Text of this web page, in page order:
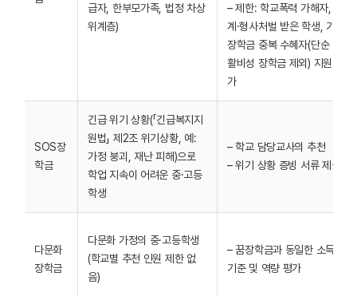
급자, 한부모가족, 법정 차상
위계층)
– 제한: 학교폭력 가해자, 징
계·형사처벌 받은 학생, 기타
장학금 중복 수혜자(단순 생
활비성 장학금 제외) 지원 불
가
SOS장
학금
긴급 위기 상황(「긴급복지지
원법」 제2조 위기상황, 예:
가정 붕괴, 재난 피해)으로
학업 지속이 어려운 중·고등
학생
– 학교 담당교사의 추천
– 위기 상황 증빙 서류 제출
다문화
장학금
다문화 가정의 중·고등학생
(학교별 추천 인원 제한 없
음)
– 꿈장학금과 동일한 소득
기준 및 역량 평가